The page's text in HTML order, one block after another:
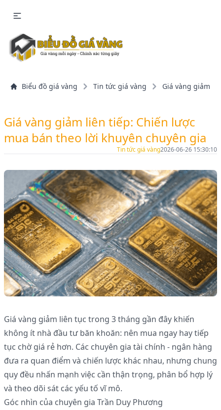
Biểu đồ giá vàng Tin tức giá vàng Giá vàng giảm
Giá vàng giảm liên tiếp: Chiến lược
mua bán theo lời khuyên chuyên gia
Tin tức giá vàng2026-06-26 15:30:10
Giá vàng giảm liên tục trong 3 tháng gần đây khiến
không ít nhà đầu tư băn khoăn: nên mua ngay hay tiếp
tục chờ giá rẻ hơn. Các chuyên gia tài chính - ngân hàng
đưa ra quan điểm và chiến lược khác nhau, nhưng chung
quy đều nhấn mạnh việc cần thận trọng, phân bổ hợp lý
và theo dõi sát các yếu tố vĩ mô.
Góc nhìn của chuyên gia Trần Duy Phương